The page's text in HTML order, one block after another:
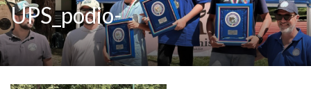
UPS_podio-